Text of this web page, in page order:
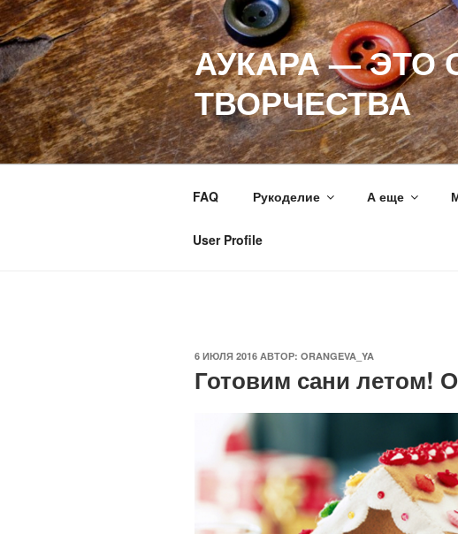
Перейти
к
содержимому
АУКАРА — ЭТО
ТВОРЧЕСТВА
FAQ Рукоделие А еще
User Profile
ОПУБЛИКОВАНО
6 ИЮЛЯ 2016 АВТОР: ORANGEVA_YA
Готовим сани летом!